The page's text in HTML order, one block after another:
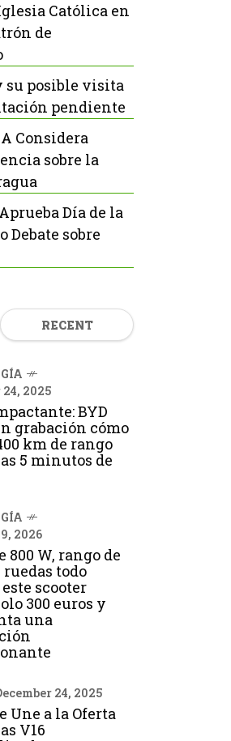
Católica en
de
su posible visita
pendiente
Considera
sobre la
Día de la
Debate sobre
RECENT
24, 2025
BYD
grabación cómo
km de rango
5 minutos de
2026
800 W, rango de
todo
scooter
300 euros y
una
24, 2025
Une a la Oferta
V16